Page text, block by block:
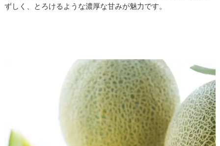
ずしく、とろけるような濃厚な甘みが魅力です。